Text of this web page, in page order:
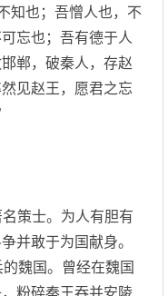
知也；吾憎人也，不
忘也；吾有德于人
郸，破秦人，存赵
见赵王，愿君之忘
策士。为人有胆有
并敢于为国献身。
魏国。曾经在魏国
粉碎秦王吞并安陵